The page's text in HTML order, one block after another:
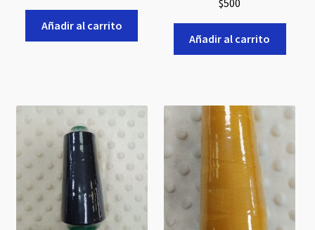
Añadir al carrito
$500
Añadir al carrito